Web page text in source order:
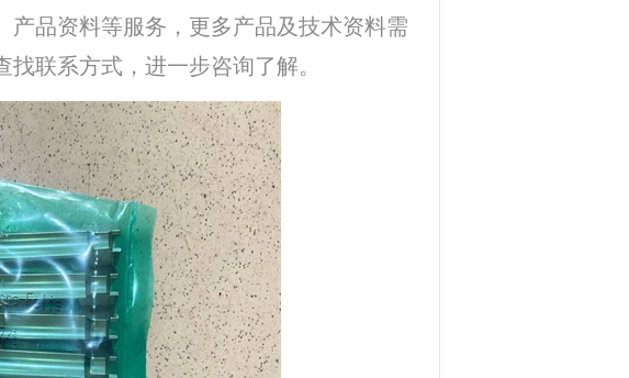
品资料等服务，更多产品及技术资料需
联系方式，进一步咨询了解。